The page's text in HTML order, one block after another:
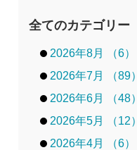
全てのカテゴリー
2026年8月 （6）
2026年7月 （89）
2026年6月 （48）
2026年5月 （12）
2026年4月 （6）